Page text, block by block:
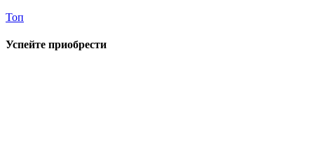
Топ
Успейте приобрести